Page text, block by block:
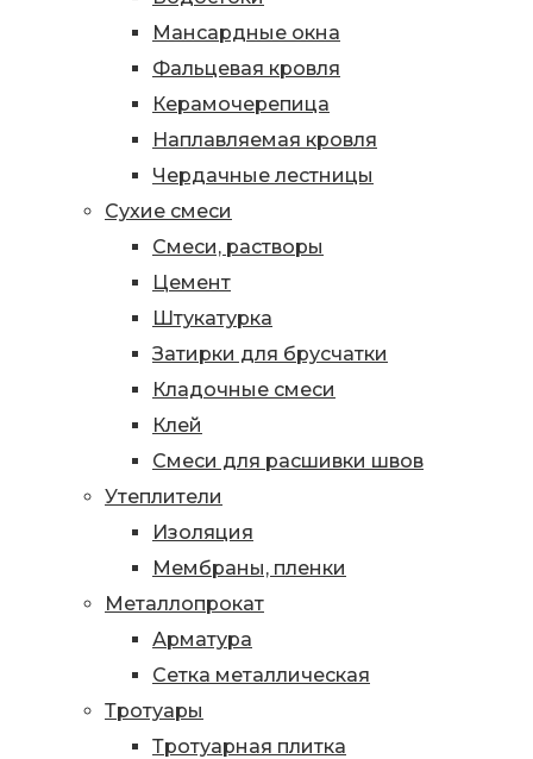
Мансардные окна
Фальцевая кровля
Керамочерепица
Наплавляемая кровля
Чердачные лестницы
Сухие смеси
Смеси, растворы
Цемент
Штукатурка
Затирки для брусчатки
Кладочные смеси
Клей
Смеси для расшивки швов
Утеплители
Изоляция
Мембраны, пленки
Металлопрокат
Арматура
Сетка металлическая
Тротуары
Тротуарная плитка